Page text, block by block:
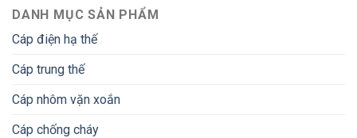
DANH MỤC SẢN PHẨM
Cáp điện hạ thế
Cáp trung thế
Cáp nhôm vặn xoắn
Cáp chống cháy